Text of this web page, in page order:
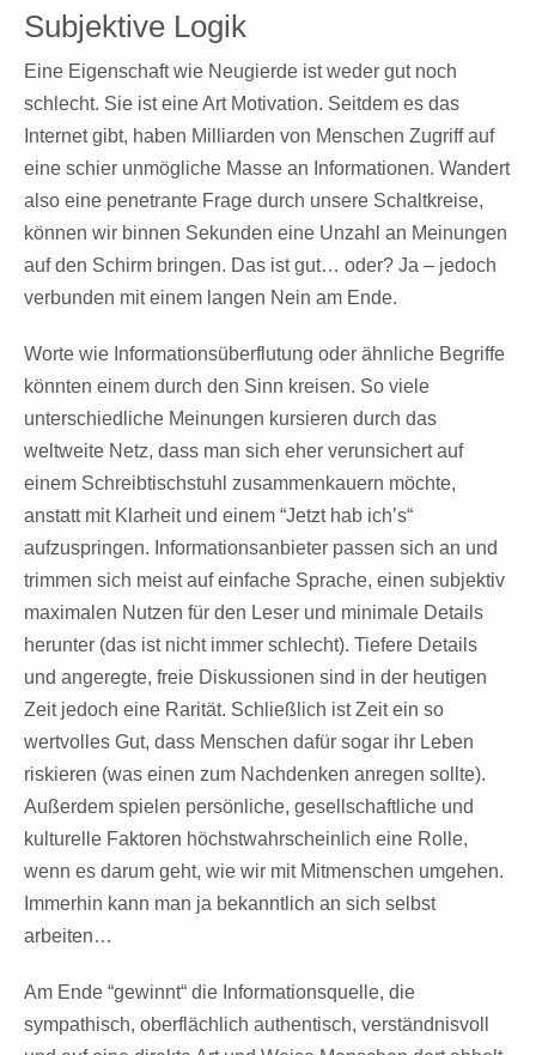
Subjektive Logik
Eine Eigenschaft wie Neugierde ist weder gut noch
schlecht. Sie ist eine Art Motivation. Seitdem es das
Internet gibt, haben Milliarden von Menschen Zugriff auf
eine schier unmögliche Masse an Informationen. Wandert
also eine penetrante Frage durch unsere Schaltkreise,
können wir binnen Sekunden eine Unzahl an Meinungen
auf den Schirm bringen. Das ist gut… oder? Ja – jedoch
verbunden mit einem langen Nein am Ende.
Worte wie Informationsüberflutung oder ähnliche Begriffe
könnten einem durch den Sinn kreisen. So viele
unterschiedliche Meinungen kursieren durch das
weltweite Netz, dass man sich eher verunsichert auf
einem Schreibtischstuhl zusammenkauern möchte,
anstatt mit Klarheit und einem “Jetzt hab ich’s“
aufzuspringen. Informationsanbieter passen sich an und
trimmen sich meist auf einfache Sprache, einen subjektiv
maximalen Nutzen für den Leser und minimale Details
herunter (das ist nicht immer schlecht). Tiefere Details
und angeregte, freie Diskussionen sind in der heutigen
Zeit jedoch eine Rarität. Schließlich ist Zeit ein so
wertvolles Gut, dass Menschen dafür sogar ihr Leben
riskieren (was einen zum Nachdenken anregen sollte).
Außerdem spielen persönliche, gesellschaftliche und
kulturelle Faktoren höchstwahrscheinlich eine Rolle,
wenn es darum geht, wie wir mit Mitmenschen umgehen.
Immerhin kann man ja bekanntlich an sich selbst
arbeiten…
Am Ende “gewinnt“ die Informationsquelle, die
sympathisch, oberflächlich authentisch, verständnisvoll